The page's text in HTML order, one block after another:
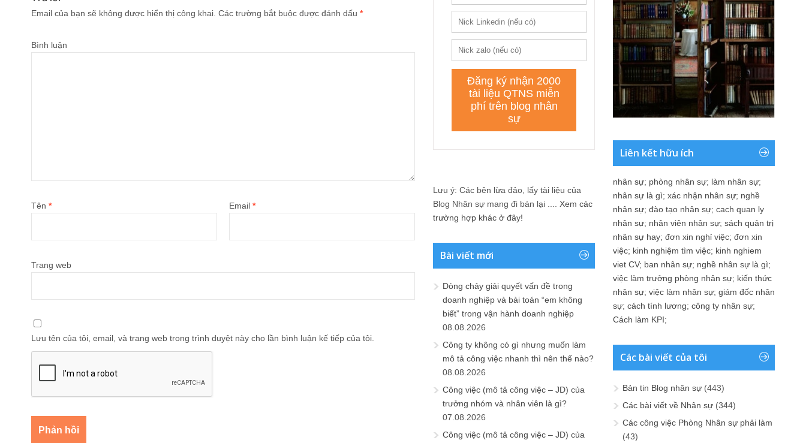
Email của bạn sẽ không được hiển thị công khai. Các trường bắt buộc được đánh dấu *
Bình luận
Tên * Email *
Trang web
Lưu tên của tôi, email, và trang web trong trình duyệt này cho lần bình luận kế tiếp của tôi.
Lưu ý: Các bên lừa đảo, lấy tài liệu của
Blog Nhân sự mang đi bán lại .... Xem các
trường hợp khác ở đây!
Bài viết mới
Dòng chảy giải quyết vấn đề trong
doanh nghiệp và bài toán “em không
biết” trong vận hành doanh nghiệp
08.08.2026
Công ty không có gì nhưng muốn làm
mô tả công việc nhanh thì nên thế nào?
08.08.2026
Công việc (mô tả công việc – JD) của
trưởng nhóm và nhân viên là gì?
07.08.2026
Công việc (mô tả công việc – JD) của
Liên kết hữu ích
nhân sự; phòng nhân sự; làm nhân sự;
nhân sự là gì; xác nhận nhân sự; nghề
nhân sự; đào tạo nhân sự; cach quan ly
nhân sự; nhân viên nhân sự; sách quản trị
nhân sự hay; đơn xin nghỉ việc; đơn xin
việc; kinh nghiệm tìm việc; kinh nghiem
viet CV; ban nhân sự; nghề nhân sự là gì;
việc làm trưởng phòng nhân sự; kiến thức
nhân sự; việc làm nhân sự; giám đốc nhân
sự; cách tính lương; công ty nhân sự;
Cách làm KPI;
Các bài viết của tôi
Bản tin Blog nhân sự (443)
Các bài viết về Nhân sự (344)
Các công việc Phòng Nhân sự phải làm
(43)